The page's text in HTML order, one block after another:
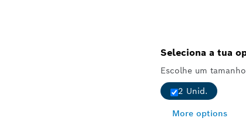
Seleciona a tua
Escolhe um
2 Unid.
More options